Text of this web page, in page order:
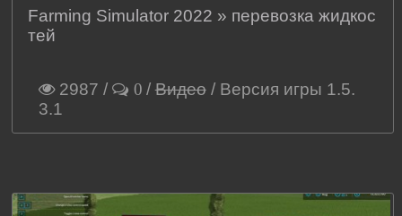
Farming Simulator 2022 » перевозка жидкос
тей
2987 / 0 /Видео/ Версия игры 1.5.
3.1